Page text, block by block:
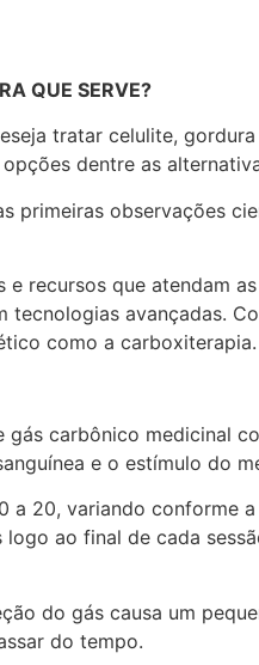
QUE SERVE?
tratar celulite,
dentre as
primeiras observações
recursos que atendam
avançadas.
como a carboxiterapia.
carbônico medicinal
e o estímulo do
20, variando conforme
ao final de cada
do gás causa um
do tempo.